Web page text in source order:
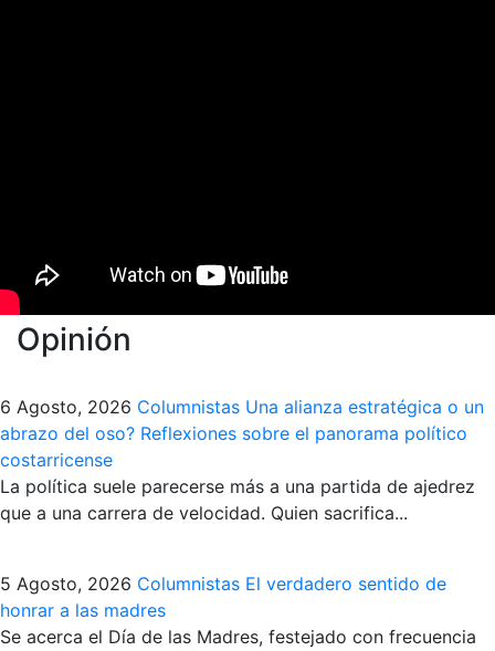
Opinión
6 Agosto, 2026 Columnistas Una alianza estratégica o un
abrazo del oso? Reflexiones sobre el panorama político
costarricense
La política suele parecerse más a una partida de ajedrez
que a una carrera de velocidad. Quien sacrifica...
5 Agosto, 2026 Columnistas El verdadero sentido de
honrar a las madres
Se acerca el Día de las Madres, festejado con frecuencia